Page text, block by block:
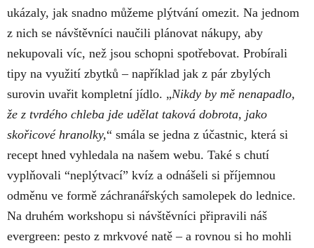
ukázaly, jak snadno můžeme plýtvání omezit. Na jednom
z nich se návštěvníci naučili plánovat nákupy, aby
nekupovali víc, než jsou schopni spotřebovat. Probírali
tipy na využití zbytků – například jak z pár zbylých
surovin uvařit kompletní jídlo. „Nikdy by mě nenapadlo,
že z tvrdého chleba jde udělat taková dobrota, jako
skořicové hranolky,“ smála se jedna z účastnic, která si
recept hned vyhledala na našem webu. Také s chutí
vyplňovali “neplýtvací” kvíz a odnášeli si příjemnou
odměnu ve formě záchranářských samolepek do lednice.
Na druhém workshopu si návštěvníci připravili náš
evergreen: pesto z mrkvové natě – a rovnou si ho mohli